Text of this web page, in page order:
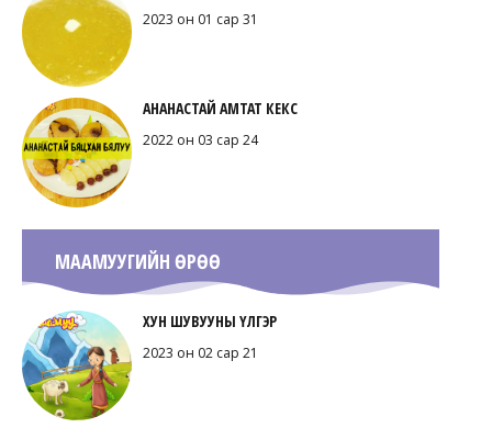
2023 он 01 сар 31
АНАНАСТАЙ АМТАТ КЕКС
2022 он 03 сар 24
МААМУУГИЙН ӨРӨӨ
ХУН ШУВУУНЫ ҮЛГЭР
2023 он 02 сар 21